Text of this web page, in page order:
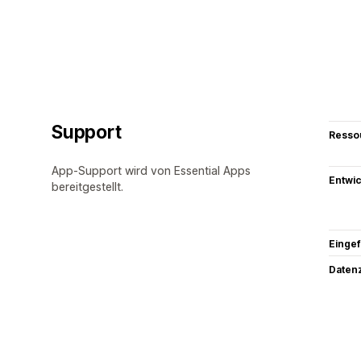
Support
App-Support wird von Essential Apps
bereitgestellt.